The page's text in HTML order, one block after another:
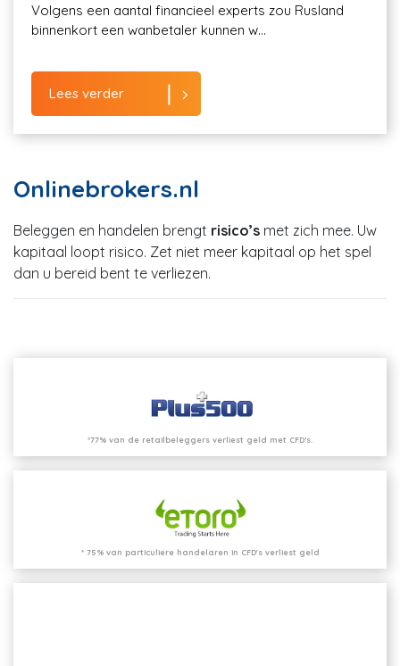
Volgens een aantal financieel experts zou Rusland
binnenkort een wanbetaler kunnen w...
Lees verder
Onlinebrokers.nl
Beleggen en handelen brengt risico’s met zich mee. Uw
kapitaal loopt risico. Zet niet meer kapitaal op het spel
dan u bereid bent te verliezen.
*77% van de retailbeleggers verliest geld met CFD’s.
* 75% van particuliere handelaren in CFD's verliest geld